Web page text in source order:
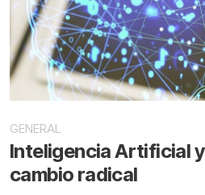
GENERAL
Inteligencia Artificial
cambio radical